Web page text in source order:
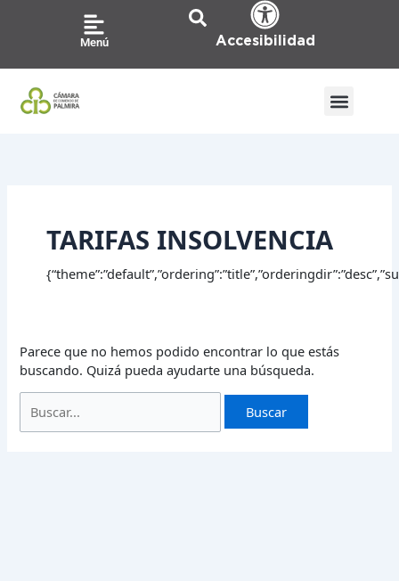
Menú Accesibilidad
TARIFAS INSOLVENCIA
Parece que no hemos podido encontrar lo que estás
buscando. Quizá pueda ayudarte una búsqueda.